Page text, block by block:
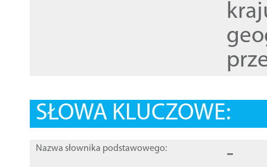
SŁOWA KLUCZOWE:
Nazwa słownika podstawowego: -